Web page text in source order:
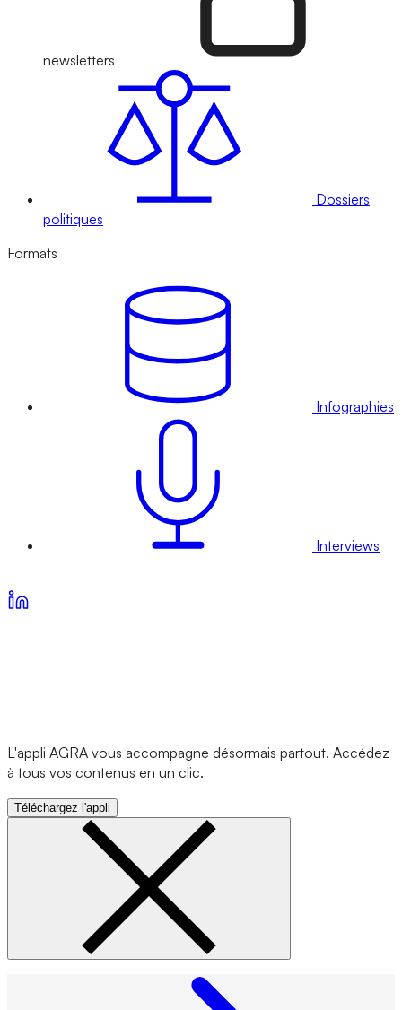
newsletters
Dossiers
politiques
Formats
Infographies
Interviews
L'appli AGRA vous accompagne désormais partout. Accédez
à tous vos contenus en un clic.
Téléchargez l'appli